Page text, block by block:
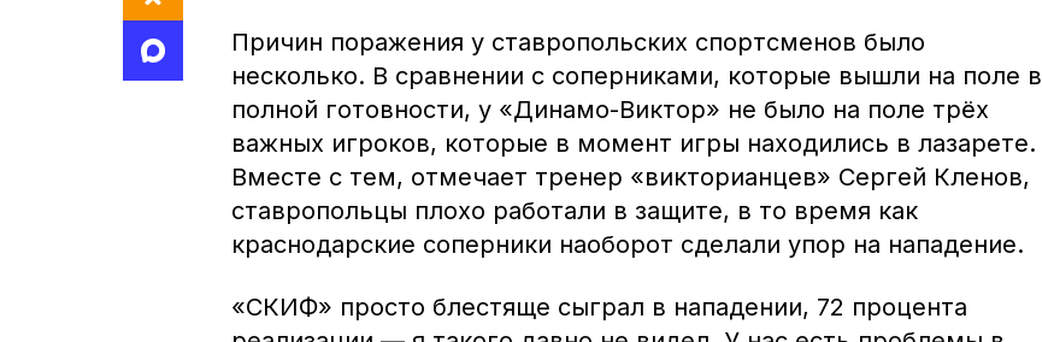
Причин поражения у ставропольских спортсменов было
несколько. В сравнении с соперниками, которые вышли на поле в
полной готовности, у «Динамо-Виктор» не было на поле трёх
важных игроков, которые в момент игры находились в лазарете.
Вместе с тем, отмечает тренер «викторианцев» Сергей Кленов,
ставропольцы плохо работали в защите, в то время как
краснодарские соперники наоборот сделали упор на нападение.
«СКИФ» просто блестяще сыграл в нападении, 72 процента